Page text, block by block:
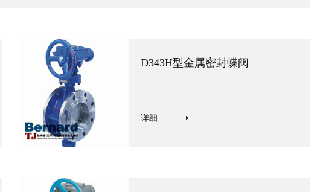
D343H型金属密封蝶阀
详细